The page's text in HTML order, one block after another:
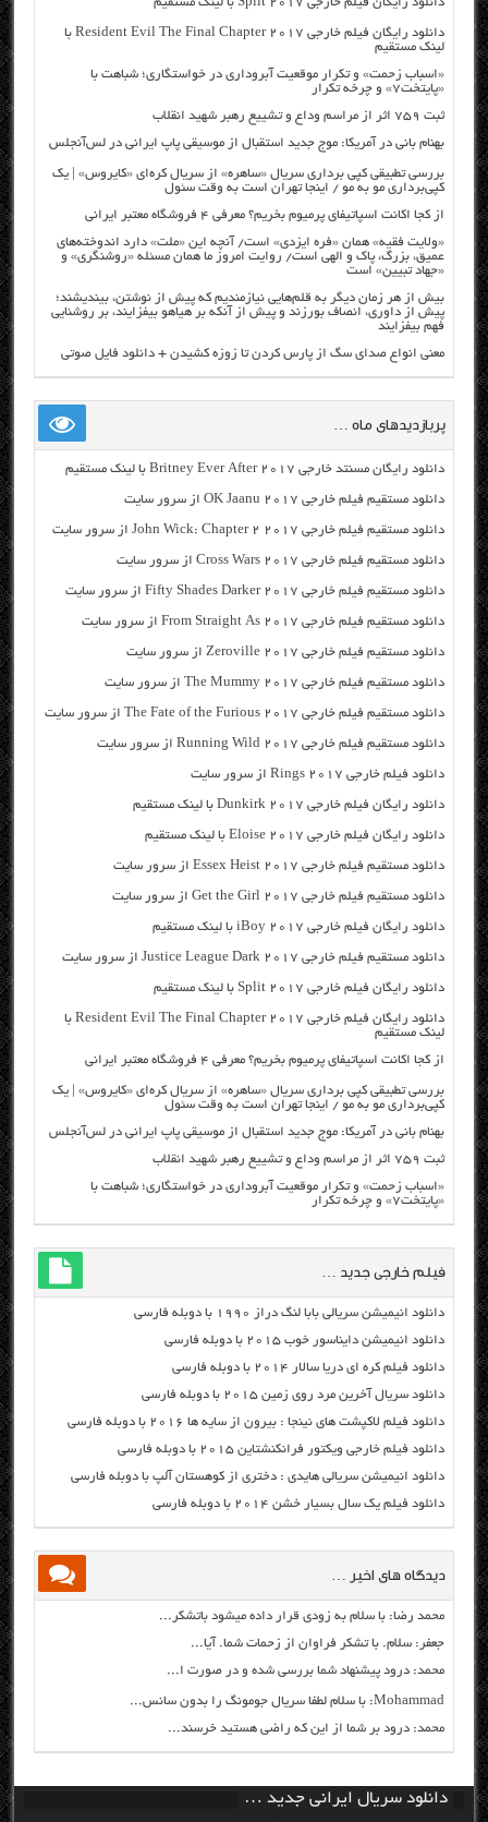
دانلود رایگان فیلم خارجی Split 2017 با لینک مستقیم
دانلود رایگان فیلم خارجی Resident Evil The Final Chapter 2017 با
لینک مستقیم
«اسباب زحمت» و تکرار موقعیت آبروداری در خواستگاری؛ شباهت با
«پایتخت۷» و چرخه تکرار
ثبت ۷۵۹ اثر از مراسم وداع و تشییع رهبر شهید انقلاب
بهنام بانی در آمریکا: موج جدید استقبال از موسیقی پاپ ایرانی در لس‌آنجلس
بررسی تطبیقی کپی برداری سریال «ساهره» از سریال کره‌ای «کایروس» | یک
کپی‌برداری مو به مو / اینجا تهران است به وقت سئول
از کجا اکانت اسپاتیفای پرمیوم بخریم؟ معرفی ۴ فروشگاه معتبر ایرانی
«ولایت فقیه» همان «فره ایزدی» است/ آنچه این «ملت» دارد اندوخته‌های
عمیق، بزرگ، پاک و الهی است/ روایت امروز ما همان مسئله «روشنگری» و
«جهاد تبیین» است
بیش از هر زمان دیگر به قلم‌هایی نیازمندیم که پیش از نوشتن، بیندیشند؛
پیش از داوری، انصاف بورزند و پیش از آنکه بر هیاهو بیفزایند، بر روشنایی
فهم بیفزایند
معنی انواع صدای سگ از پارس کردن تا زوزه کشیدن + دانلود فایل صوتی
پربازدیدهای ماه …
دانلود رایگان مسنتد خارجی Britney Ever After 2017 با لینک مستقیم
دانلود مستقیم فیلم خارجی OK Jaanu 2017 از سرور سایت
دانلود مستقیم فیلم خارجی John Wick: Chapter 2 2017 از سرور سایت
دانلود مستقیم فیلم خارجی Cross Wars 2017 از سرور سایت
دانلود مستقیم فیلم خارجی Fifty Shades Darker 2017 از سرور سایت
دانلود مستقیم فیلم خارجی From Straight As 2017 از سرور سایت
دانلود مستقیم فیلم خارجی Zeroville 2017 از سرور سایت
دانلود مستقیم فیلم خارجی The Mummy 2017 از سرور سایت
دانلود مستقیم فیلم خارجی The Fate of the Furious 2017 از سرور سایت
دانلود مستقیم فیلم خارجی Running Wild 2017 از سرور سایت
دانلود فیلم خارجی Rings 2017 از سرور سایت
دانلود رایگان فیلم خارجی Dunkirk 2017 با لینک مستقیم
دانلود رایگان فیلم خارجی Eloise 2017 با لینک مستقیم
دانلود مستقیم فیلم خارجی Essex Heist 2017 از سرور سایت
دانلود مستقیم فیلم خارجی Get the Girl 2017 از سرور سایت
دانلود رایگان فیلم خارجی iBoy 2017 با لینک مستقیم
دانلود مستقیم فیلم خارجی Justice League Dark 2017 از سرور سایت
دانلود رایگان فیلم خارجی Split 2017 با لینک مستقیم
دانلود رایگان فیلم خارجی Resident Evil The Final Chapter 2017 با
لینک مستقیم
از کجا اکانت اسپاتیفای پرمیوم بخریم؟ معرفی ۴ فروشگاه معتبر ایرانی
بررسی تطبیقی کپی برداری سریال «ساهره» از سریال کره‌ای «کایروس» | یک
کپی‌برداری مو به مو / اینجا تهران است به وقت سئول
بهنام بانی در آمریکا: موج جدید استقبال از موسیقی پاپ ایرانی در لس‌آنجلس
ثبت ۷۵۹ اثر از مراسم وداع و تشییع رهبر شهید انقلاب
«اسباب زحمت» و تکرار موقعیت آبروداری در خواستگاری؛ شباهت با
«پایتخت۷» و چرخه تکرار
فیلم خارجی جدید …
دانلود انیمیشن سریالی بابا لنگ دراز ۱۹۹۰ با دوبله فارسی
دانلود انیمیشن دایناسور خوب ۲۰۱۵ با دوبله فارسی
دانلود فیلم کره ای دریا سالار ۲۰۱۴ با دوبله فارسی
دانلود سریال آخرین مرد روی زمین ۲۰۱۵ با دوبله فارسی
دانلود فیلم لاکپشت های نینجا : بیرون از سایه ها ۲۰۱۶ با دوبله فارسی
دانلود فیلم خارجی ویکتور فرانکنشتاین ۲۰۱۵ با دوبله فارسی
دانلود انیمیشن سریالی هایدی : دختری از کوهستان آلپ با دوبله فارسی
دانلود فیلم یک سال بسیار خشن ۲۰۱۴ با دوبله فارسی
دیدگاه های اخیر …
محمد رضا: با سلام به زودی قرار داده میشود باتشکر...
جعفر: سلام. با تشکر فراوان از زحمات شما. آیا...
محمد: درود پیشنهاد شما بررسی شده و در صورت ا...
Mohammad: با سلام لطفا سریال جومونگ را بدون سانس...
محمد: درود بر شما از این که راضی هستید خرسند...
دانلود سریال ایرانی جدید …